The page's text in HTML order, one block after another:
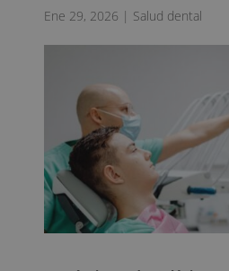
Ene 29, 2026 | Salud dental